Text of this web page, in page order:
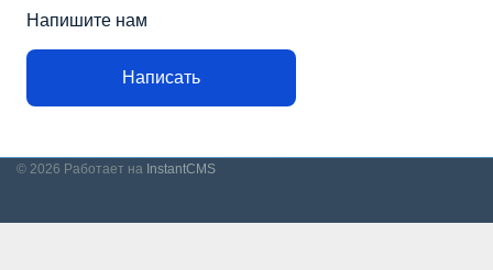
Напишите нам
Написать
© 2026 Работает на InstantCMS